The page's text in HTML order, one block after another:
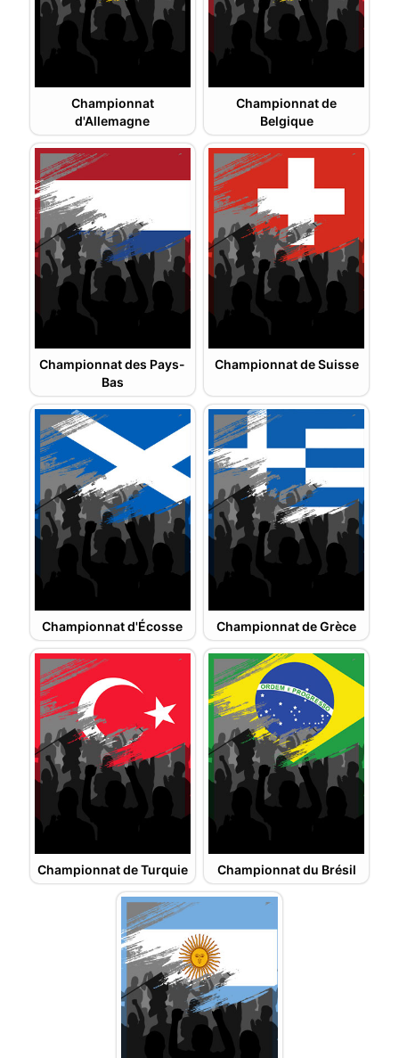
Championnat
d'Allemagne
Championnat de
Belgique
Championnat des Pays-
Bas
Championnat de Suisse
Championnat d'Écosse Championnat de Grèce
Championnat de Turquie Championnat du Brésil